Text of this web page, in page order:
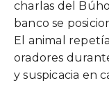
charlas del
banco se
El animal
oradores
y suspicacia en